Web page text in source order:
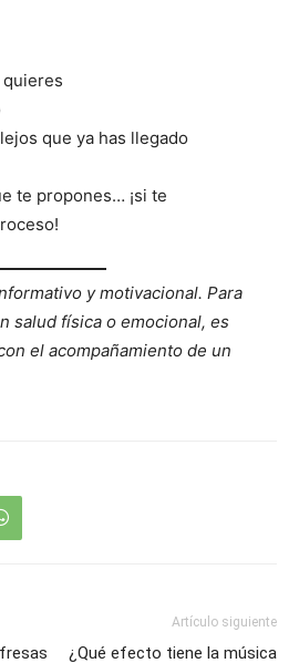
que ya has llegado
te propones… ¡si te
y motivacional. Para
salud física o emocional, es
el acompañamiento de un
Artículo siguiente
¿Qué efecto tiene la música